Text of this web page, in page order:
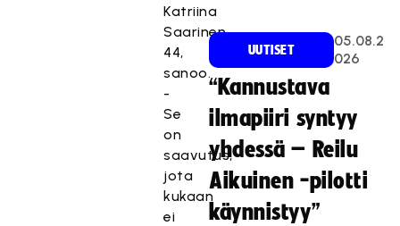
Katriina
Saarinen,
44,
sanoo.
-
Se
on
saavutus,
jota
kukaan
ei
UUTISET
05.08.2
026
“Kannustava
ilmapiiri syntyy
yhdessä – Reilu
Aikuinen -pilotti
käynnistyy”